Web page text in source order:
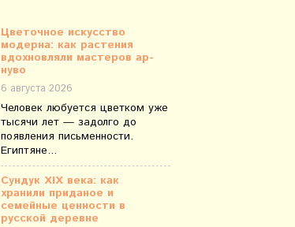
Цветочное искусство
модерна: как растения
вдохновляли мастеров ар-
нуво
6 августа 2026
Человек любуется цветком уже
тысячи лет — задолго до
появления письменности.
Египтяне...
Сундук XIX века: как
хранили приданое и
семейные ценности в
русской деревне